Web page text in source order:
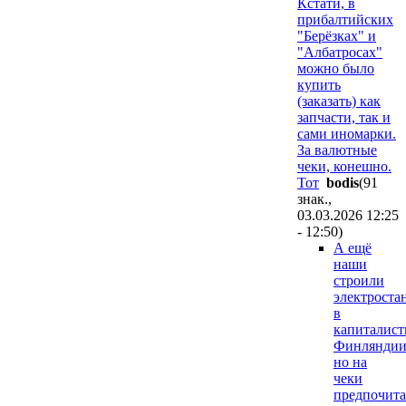
Кстати, в
прибалтийских
"Берёзках" и
"Албатросах"
можно было
купить
(заказать) как
запчасти, так и
сами иномарки.
За валютные
чеки, конешно.
Тот bodis(91
знак.,
03.03.2026 12:25
- 12:50)
А ещё
наши
строили
в
но на
чеки